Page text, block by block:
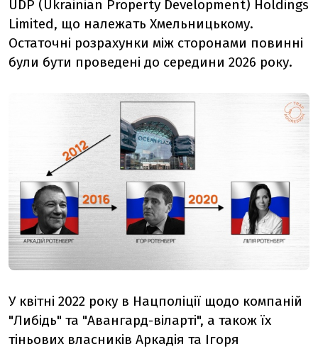
UDP (Ukrainian Property Development) Holdings
Limited, що належать Хмельницькому.
Остаточні розрахунки між сторонами повинні
були бути проведені до середини 2026 року.
У квітні 2022 року в Нацполіції щодо компаній
"Либідь" та "Авангард-віларті", а також їх
тіньових власників Аркадія та Ігоря